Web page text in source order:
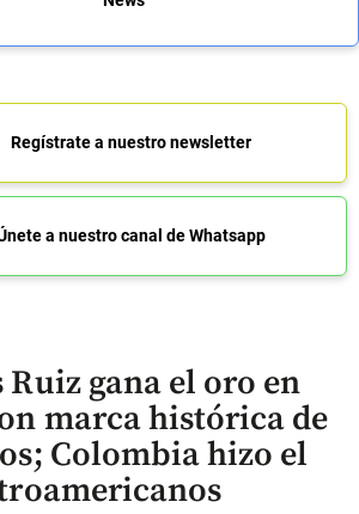
Regístrate a nuestro newsletter
a nuestro canal de Whatsapp
gana el oro en
marca histórica de
Colombia hizo el